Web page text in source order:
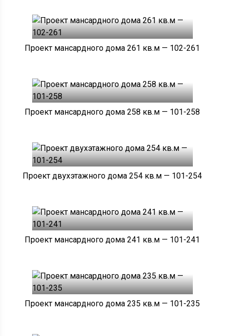
Проект мансардного дома 261 кв.м — 102-261
Проект мансардного дома 258 кв.м — 101-258
Проект двухэтажного дома 254 кв.м — 101-254
Проект мансардного дома 241 кв.м — 101-241
Проект мансардного дома 235 кв.м — 101-235